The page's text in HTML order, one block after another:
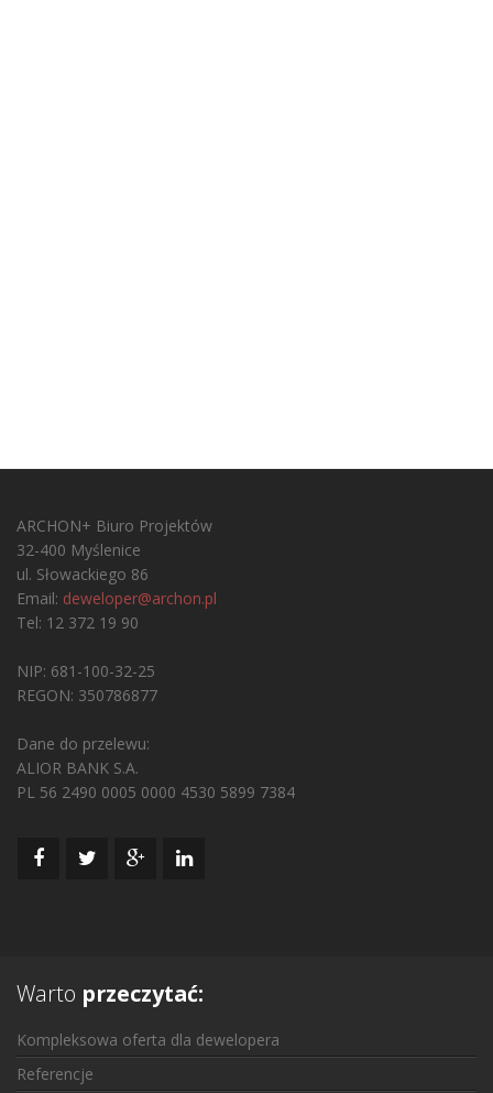
ARCHON+ Biuro Projektów
32-400 Myślenice
ul. Słowackiego 86
Email: deweloper@archon.pl
Tel: 12 372 19 90
NIP: 681-100-32-25
REGON: 350786877
Dane do przelewu:
ALIOR BANK S.A.
PL 56 2490 0005 0000 4530 5899 7384
Warto przeczytać:
Kompleksowa oferta dla dewelopera
Referencje